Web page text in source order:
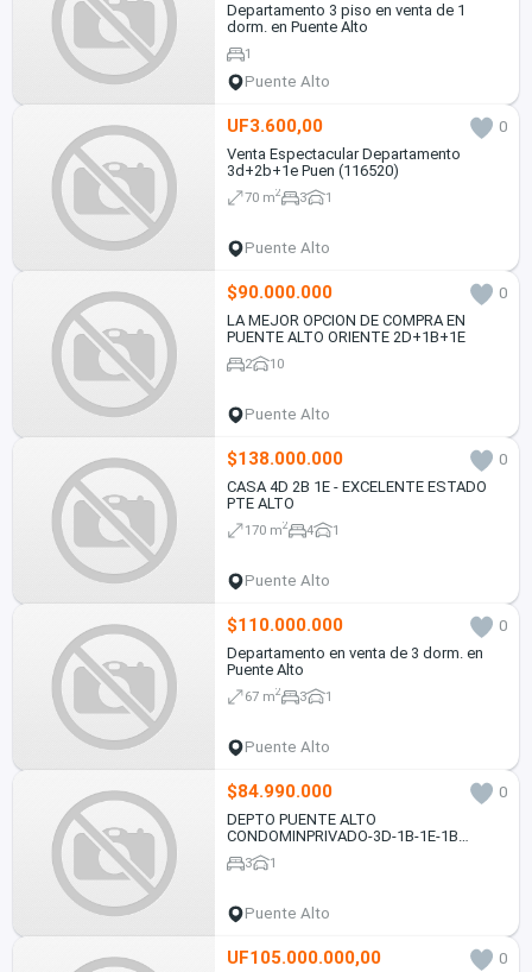
Departamento 3 piso en venta de 1
dorm. en Puente Alto
1
Puente Alto
UF3.600,00
0
Venta Espectacular Departamento
3d+2b+1e Puen (116520)
70 m2 3 1
Puente Alto
$90.000.000
0
LA MEJOR OPCION DE COMPRA EN
PUENTE ALTO ORIENTE 2D+1B+1E
2 10
Puente Alto
$138.000.000
0
CASA 4D 2B 1E - EXCELENTE ESTADO
PTE ALTO
170 m2 4 1
Puente Alto
$110.000.000
0
Departamento en venta de 3 dorm. en
Puente Alto
67 m2 3 1
Puente Alto
$84.990.000
0
DEPTO PUENTE ALTO
CONDOMINPRIVADO-3D-1B-1E-1B
PRECIO REBAJAD
3 1
Puente Alto
UF105.000.000,00 0